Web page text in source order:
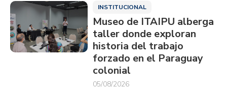
INSTITUCIONAL
Museo de ITAIPU alberga
taller donde exploran
historia del trabajo
forzado en el Paraguay
colonial
05/08/2026